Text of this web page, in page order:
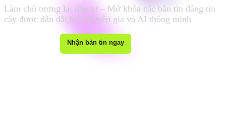
Làm chủ tương lai đầu tư – Mở khóa các bản tin đáng tin
cậy được dẫn dắt bởi chuyên gia và AI thông minh
Nhận bản tin ngay